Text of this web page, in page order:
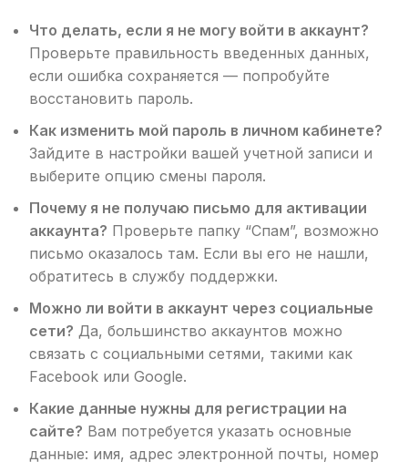
Что делать, если я не могу войти в аккаунт?
Проверьте правильность введенных данных,
если ошибка сохраняется — попробуйте
восстановить пароль.
Как изменить мой пароль в личном кабинете?
Зайдите в настройки вашей учетной записи и
выберите опцию смены пароля.
Почему я не получаю письмо для активации
аккаунта? Проверьте папку “Спам”, возможно
письмо оказалось там. Если вы его не нашли,
обратитесь в службу поддержки.
Можно ли войти в аккаунт через социальные
сети? Да, большинство аккаунтов можно
связать с социальными сетями, такими как
Facebook или Google.
Какие данные нужны для регистрации на
сайте? Вам потребуется указать основные
данные: имя, адрес электронной почты, номер